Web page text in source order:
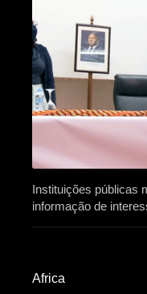
Instituições públicas
informação de
Africa​